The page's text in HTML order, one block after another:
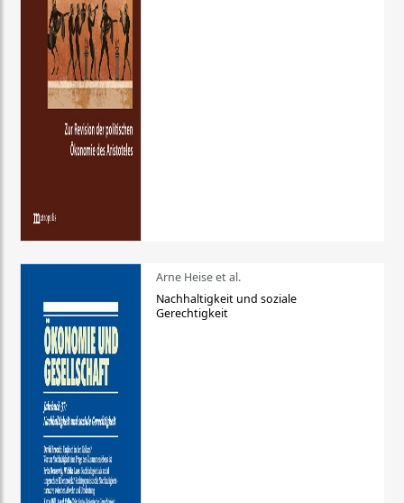
Arne Heise et al.
Nachhaltigkeit und soziale
Gerechtigkeit